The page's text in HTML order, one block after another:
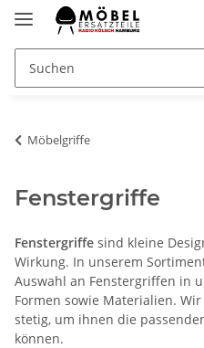
Möbelgriffe
Fenstergriffe
Fenstergriffe sind kleine
Wirkung. In unserem
Auswahl an Fenstergriffen in
Formen sowie Materialien.
stetig, um ihnen die
können.